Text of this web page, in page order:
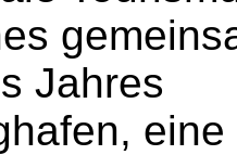
Jahres